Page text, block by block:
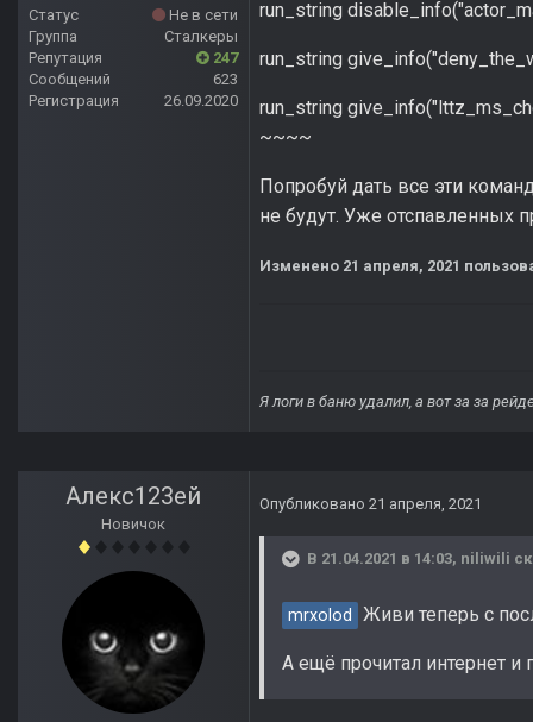
Статус
Не в сети
Группа
Сталкеры
Репутация
247
Сообщений
623
Регистрация
26.09.2020
run_string
run_string
run_string
~~~~
Попробуй дать все эти
не будут. Уже отспавленных
Изменено 21 апреля, 2021
Я логи в баню удалил, а вот за за
Алекс123ей
Новичок
Опубликовано 21 апреля, 2021
В 21.04.2021 в 14:03, niliwili
mrxolod Живи теперь с
А ещё прочитал интернет и